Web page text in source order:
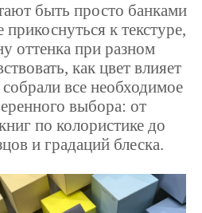
быть просто банками
к текстуре,
оттенка при разном
как цвет влияет
все необходимое
выбора: от
по колористике до
и градаций блеска.